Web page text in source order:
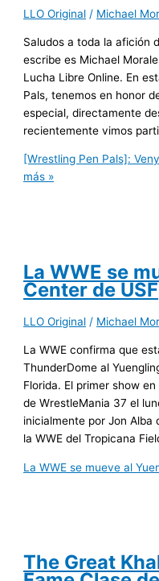
LLO Original / Michael
Saludos a toda la afición
escribe es Michael
Lucha Libre Online. En
Pals, tenemos en honor
especial, directamente
recientemente vimos
[Wrestling Pen Pals]:
más »
La WWE se
Center de USF
LLO Original / Michael
La WWE confirma que
ThunderDome al
Florida. El primer show
de WrestleMania 37 el
inicialmente por Jon
la WWE del Tropicana
La WWE se mueve al
The Great